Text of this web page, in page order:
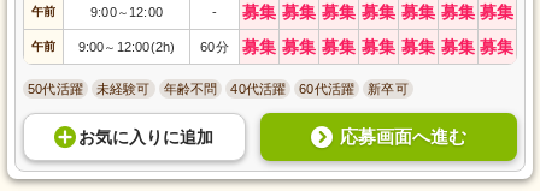
午前 9:00～ 12:00 - 募集 募集 募集 募集 募集 募集 募集
午前 9:00～ 12:00(2h) 60分 募集 募集 募集 募集 募集 募集 募集
50代活躍 未経験可 年齢不問 40代活躍 60代活躍 新卒可
お気に入り に追加 応募画面へ進む